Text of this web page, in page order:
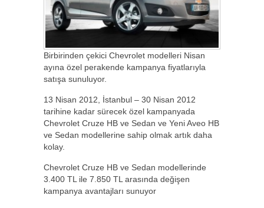
Birbirinden çekici Chevrolet modelleri Nisan
ayına özel perakende kampanya fiyatlarıyla
satışa sunuluyor.
13 Nisan 2012, İstanbul – 30 Nisan 2012
tarihine kadar sürecek özel kampanyada
Chevrolet Cruze HB ve Sedan ve Yeni Aveo HB
ve Sedan modellerine sahip olmak artık daha
kolay.
Chevrolet Cruze HB ve Sedan modellerinde
3.400 TL ile 7.850 TL arasında değişen
kampanya avantajları sunuyor